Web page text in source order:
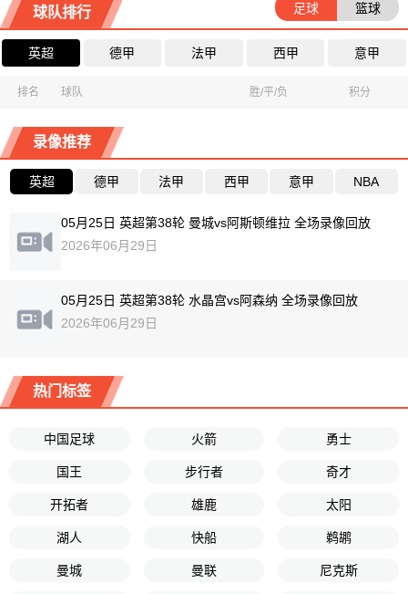
球队排行 足球 篮球
英超 德甲 法甲 西甲 意甲
排名 球队 胜/平/负 积分
录像推荐
英超 德甲 法甲 西甲 意甲 NBA
05月25日 英超第38轮 曼城vs阿斯顿维拉 全场录像回放
2026年06月29日
05月25日 英超第38轮 水晶宫vs阿森纳 全场录像回放
2026年06月29日
热门标签
中国足球 火箭 勇士
国王 步行者 奇才
开拓者 雄鹿 太阳
湖人 快船 鹈鹕
曼城 曼联 尼克斯